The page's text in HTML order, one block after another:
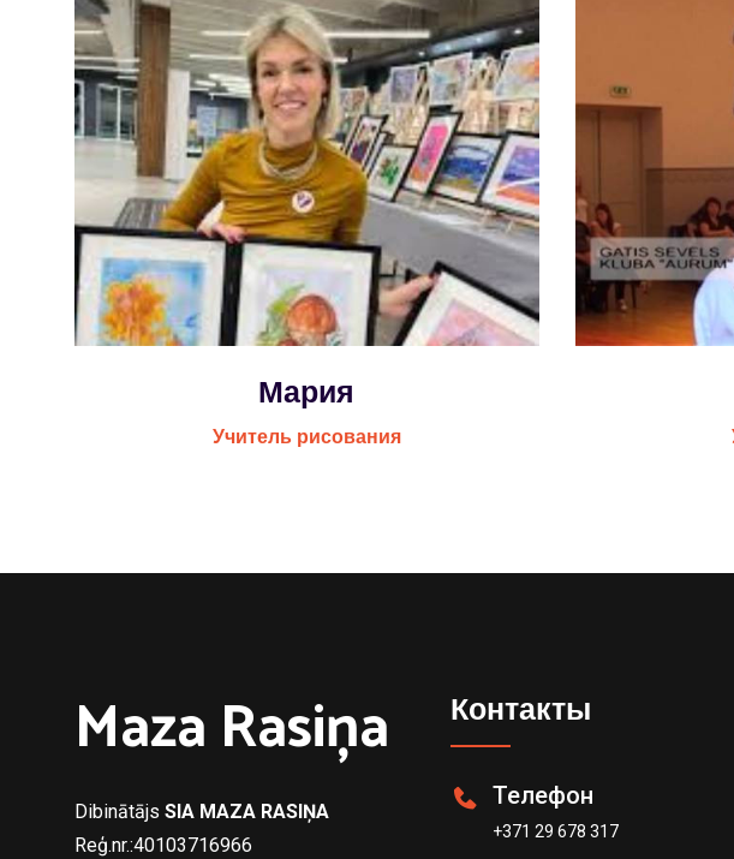
Мария
Учитель рисования
Maza Rasiņa
Dibinātājs SIA MAZA RASIŅA
Reģ.nr.:40103716966
Контакты
Телефон
+371 29 678 317